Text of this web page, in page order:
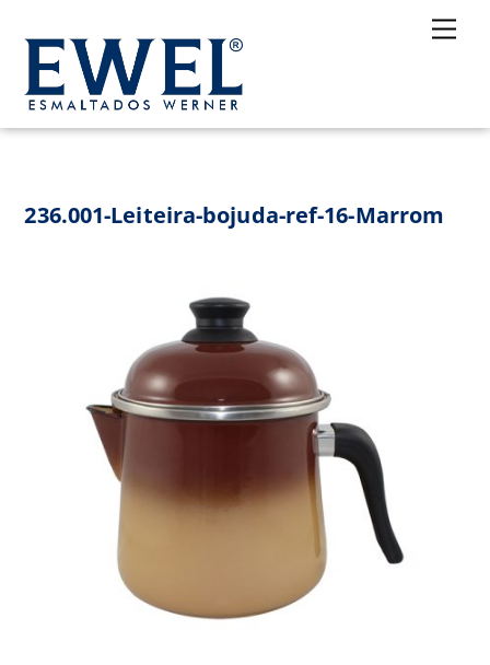
content
236.001-Leiteira-bojuda-ref-16-Marrom